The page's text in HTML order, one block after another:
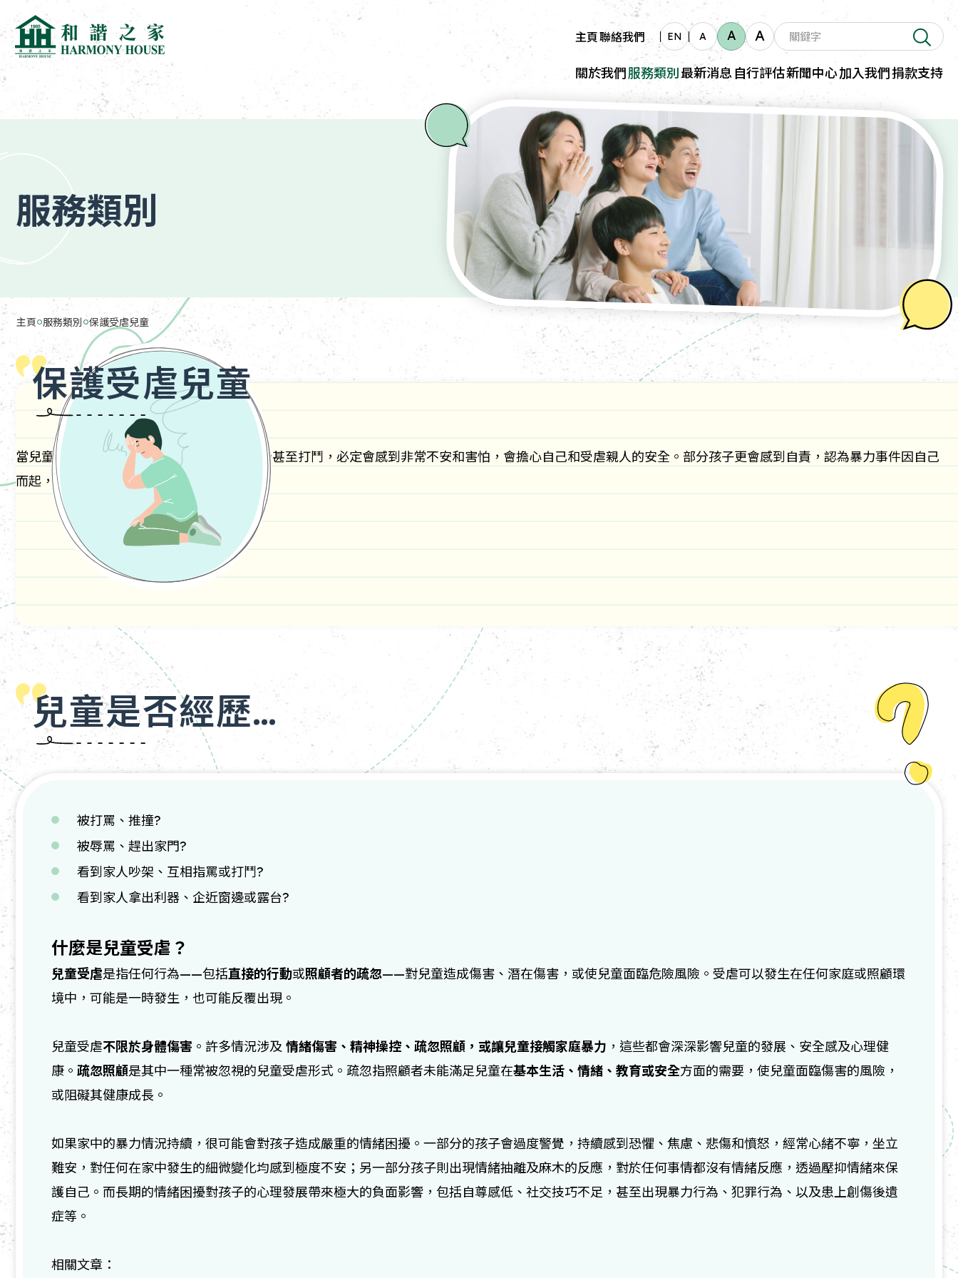
內
主頁聯絡我們 EN A A A
關於我們服務類別最新消息自行評估新聞中心加入我們捐款支持
服務類別
主頁 服務類別 保護受虐兒童
保護受虐兒童
當兒童受虐或目睹家中的親人發生激烈的爭吵甚至打鬥，必定會感到非常不安和害怕，會擔心自己和受虐親人的安全。部分孩子更會感到自責，認為暴力事件因自己
而起，尤其當衝突涉及管教分歧。
兒童是否經歷…
被打罵、推撞?
被辱罵、趕出家門?
看到家人吵架、互相指罵或打鬥?
看到家人拿出利器、企近窗邊或露台?
什麼是兒童受虐？
兒童受虐是指任何行為——包括直接的行動或照顧者的疏忽——對兒童造成傷害、潛在傷害，或使兒童面臨危險風險。受虐可以發生在任何家庭或照顧環
境中，可能是一時發生，也可能反覆出現。
兒童受虐不限於身體傷害 。許多情況涉及 情緒傷害、精神操控、疏忽照顧，或讓兒童接觸家庭暴力 ，這些都會深深影響兒童的發展、安全感及心理健
康。 疏忽照顧是其中一種常被忽視的兒童受虐形式。疏忽指照顧者未能滿足兒童在基本生活、情緒、教育或安全方面的需要，使兒童面臨傷害的風險，
或阻礙其健康成長。
如果家中的暴力情況持續，很可能會對孩子造成嚴重的情緒困擾。一部分的孩子會過度警覺，持續感到恐懼、焦慮、悲傷和憤怒，經常心緒不寧，坐立
難安，對任何在家中發生的細微變化均感到極度不安；另一部分孩子則出現情緒抽離及麻木的反應，對於任何事情都沒有情緒反應，透過壓抑情緒來保
護自己。而長期的情緒困擾對孩子的心理發展帶來極大的負面影響，包括自尊感低、社交技巧不足，甚至出現暴力行為、犯罪行為、以及患上創傷後遺
症等。
相關文章：